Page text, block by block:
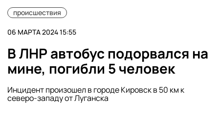
происшествия
06 МАРТА 2024 15:55
В ЛНР автобус подорвался на
мине, погибли 5 человек
Инцидент произошел в городе Кировск в 50 км к
северо-западу от Луганска